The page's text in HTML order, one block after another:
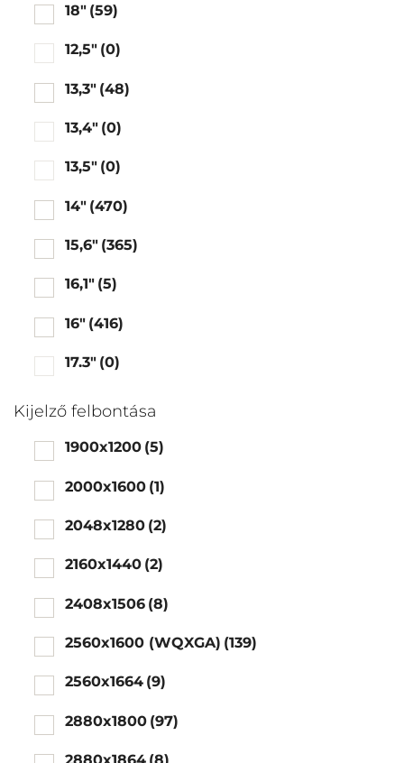
18" (59)
12,5" (0)
13,3" (48)
13,4" (0)
13,5" (0)
14" (470)
15,6" (365)
16,1" (5)
16" (416)
17.3" (0)
Kijelző felbontása
1900x1200 (5)
2000x1600 (1)
2048x1280 (2)
2160x1440 (2)
2408x1506 (8)
2560x1600 (WQXGA) (139)
2560x1664 (9)
2880x1800 (97)